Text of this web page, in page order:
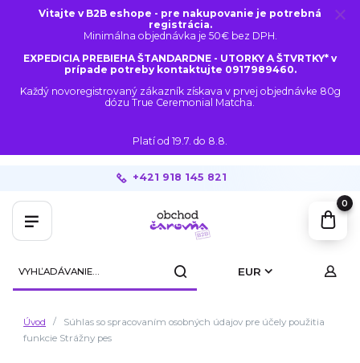
Vitajte v B2B eshope - pre nakupovanie je potrebná
registrácia.
Minimálna objednávka je 50€ bez DPH.
EXPEDICIA PREBIEHA ŠTANDARDNE - UTORKY A ŠTVRTKY* v
prípade potreby kontaktujte 0917989460.
Každý novoregistrovaný zákazník získava v prvej objednávke 80g
dózu True Ceremonial Matcha.
Platí od 19.7. do 8.8.
EUR
+421 918 145 821
0
Úvod
Súhlas so spracovaním osobných údajov pre účely použitia
funkcie Strážny pes